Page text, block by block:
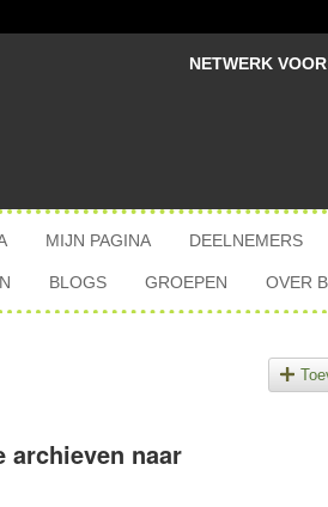
NETWERK
MIJN PAGINA DEELNEMERS
BLOGS GROEPEN OVER
archieven naar